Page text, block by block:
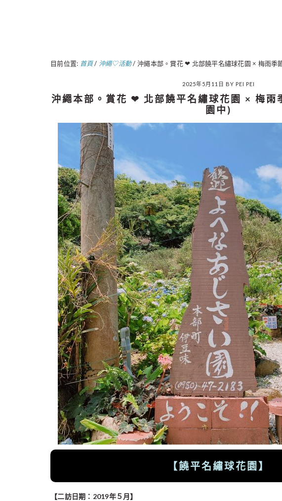
目前位置: 首頁 / 沖繩♡活動 / 沖繩本部。賞花 ❤︎ 北部饒平名繡球花園 × 梅雨季
2025年5月11日 BY PEI PEI
沖繩本部。賞花 ❤︎ 北部饒平名繡球花園 × 梅雨
園中)
【饒平名繡球花園】
【二訪日期：2019年５月】